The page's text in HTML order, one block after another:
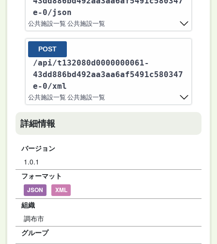
e-0/json
公共施設一覧 公共施設一覧
POST
/api/t132080d0000000061-
43dd886bd492aa3aa6af5491c580347
e-0/xml
公共施設一覧 公共施設一覧
詳細情報
バージョン
1.0.1
フォーマット
JSON XML
組織
調布市
グループ